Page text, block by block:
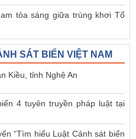
tỏa sáng giữa trùng khơi Tổ
SÁT BIỂN VIỆT NAM
Kiều, tỉnh Nghệ An
4 tuyên truyền pháp luật tại
“Tìm hiểu Luật Cảnh sát biển